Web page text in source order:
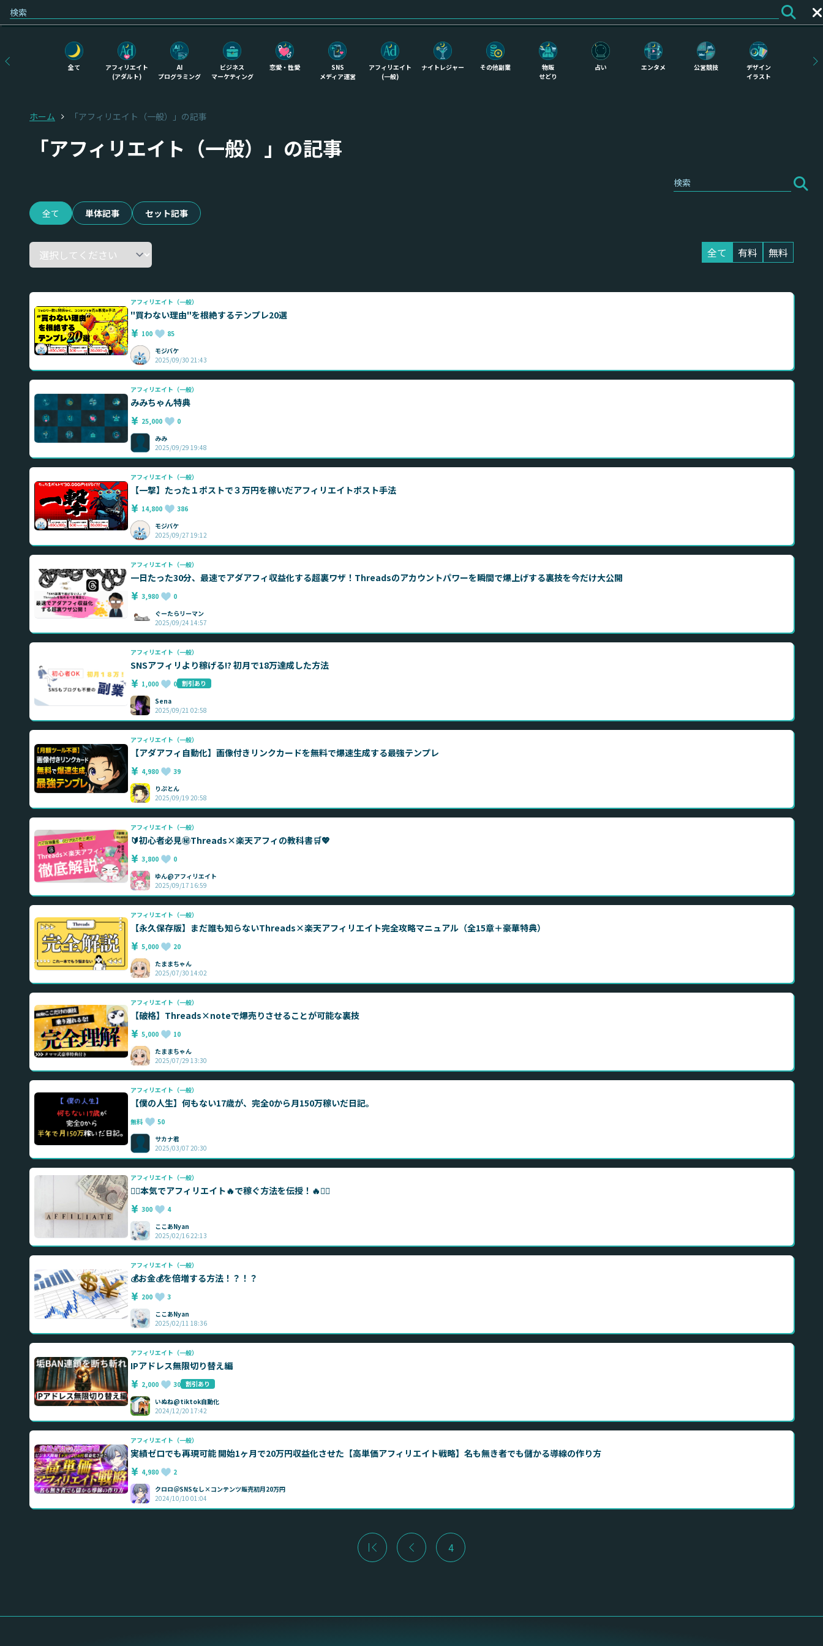
会員登録
全て
アフィリエイト
(アダルト)
AI
プログラミング
ビジネス
マーケティング
恋愛・性愛
SNS
メディア運営
アフィリエイト
(一般)
ナイトレジャー その他副業
物販
せどり
占い エンタメ 公営競技
デザイン
イラスト
ホーム 「アフィリエイト（一般）」の記事
「アフィリエイト（一般）」の記事
全て 単体記事 セット記事
全て 有料 無料
アフィリエイト（一般）
"買わない理由"を根絶するテンプレ20選
100
85
モジバケ
2025/09/30 21:43
アフィリエイト（一般）
みみちゃん特典
25,000
0
みみ
2025/09/29 19:48
アフィリエイト（一般）
【一撃】たった１ポストで３万円を稼いだアフィリエイトポスト手法
14,800
386
モジバケ
2025/09/27 19:12
アフィリエイト（一般）
一日たった30分、最速でアダアフィ収益化する超裏ワザ！Threadsのアカウントパワーを瞬間で爆上げする裏技を今だけ大公開
3,980
0
ぐーたらリーマン
2025/09/24 14:57
アフィリエイト（一般）
SNSアフィリより稼げる!? 初月で18万達成した方法
1,000 0 割引あり
Sena
2025/09/21 02:58
アフィリエイト（一般）
【アダアフィ自動化】画像付きリンクカードを無料で爆速生成する最強テンプレ
4,980
39
りぷとん
2025/09/19 20:58
アフィリエイト（一般）
🔰初心者必見㊙️Threads×楽天アフィの教科書🛒💖
3,800
0
ゆん@アフィリエイト
2025/09/17 16:59
アフィリエイト（一般）
【永久保存版】まだ誰も知らないThreads×楽天アフィリエイト完全攻略マニュアル（全15章＋豪華特典）
5,000
20
たままちゃん
2025/07/30 14:02
アフィリエイト（一般）
【破格】Threads×noteで爆売りさせることが可能な裏技
5,000
10
たままちゃん
2025/07/29 13:30
アフィリエイト（一般）
【僕の人生】何もない17歳が、完全0から月150万稼いだ日記。
無料
50
サカナ君
2025/03/07 20:30
アフィリエイト（一般）
❤️‍🔥本気でアフィリエイト🔥で稼ぐ方法を伝授！🔥❤️‍🔥
300
4
ここあNyan
2025/02/16 22:13
アフィリエイト（一般）
💰お金💰を倍増する方法！？！？
200
3
ここあNyan
2025/02/11 18:36
アフィリエイト（一般）
IPアドレス無限切り替え編
2,000 30 割引あり
いぬね@tiktok自動化
2024/12/20 17:42
アフィリエイト（一般）
実績ゼロでも再現可能 開始1ヶ月で20万円収益化させた【高単価アフィリエイト戦略】名も無き者でも儲かる導線の作り方
4,980
2
クロロ＠SNSなし×コンテンツ販売初月20万円
2024/10/10 01:04
4